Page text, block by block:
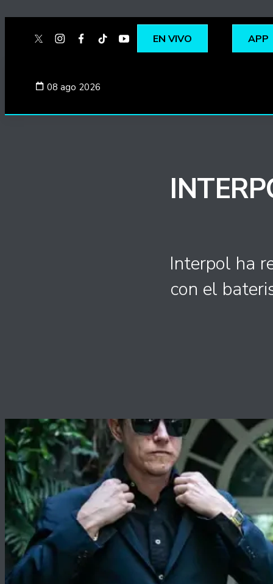
twitterinstagram
facebook
tiktokyoutubespotify
EN VIVO APP
08 ago 2026
Interpol ha
con el